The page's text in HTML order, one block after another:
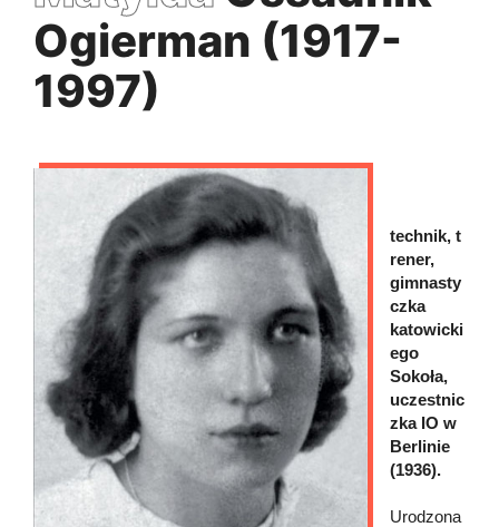
Ogierman (1917-
1997)
technik, t
rener,
gimnasty
czka
katowicki
ego
Sokoła,
uczestnic
zka IO w
Berlinie
(1936).
Urodzona